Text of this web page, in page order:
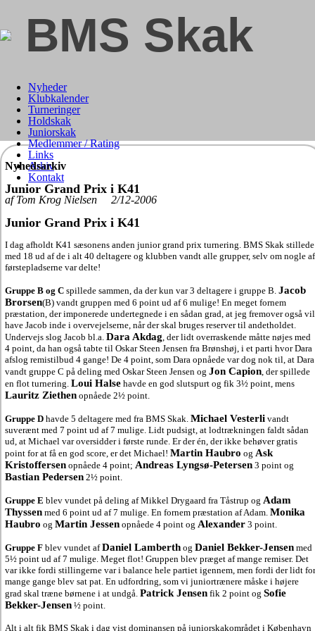
BMS Skak
Nyheder
Klubkalender
Turneringer
Holdskak
Juniorskak
Medlemmer / Rating
Links
Arkiv
Kontakt
Nyhedsarkiv
Junior Grand Prix i K41
af Tom Krog Nielsen 2/12-2006
Junior Grand Prix i K41
I dag afholdt K41 sæsonens anden junior grand prix turnering. BMS Skak stillede
med 18 ud af de i alt 40 deltagere og klubben vandt alle grupper, selv om nogle af
førstepladserne var delte!
Gruppe B og C spillede sammen, da der kun var 3 deltagere i gruppe B. Jacob
Brorsen(B) vandt gruppen med 6 point ud af 6 mulige! En meget fornem
præstation, der imponerede undertegnede i en sådan grad, at jeg fremover også vil
have Jacob inde i overvejelserne, når der skal bruges reserver til andetholdet.
Undervejs slog Jacob bl.a. Dara Akdag, der lidt overraskende måtte nøjes med
4 point, da han også tabte til Oskar Steen Jensen fra Brønshøj, i et parti hvor Dara
afslog remistilbud 4 gange! De 4 point, som Dara opnåede var dog nok til, at Dara
vandt gruppe C på deling med Oskar Steen Jensen og Jon Capion, der spillede
en flot turnering. Loui Halse havde en god slutspurt og fik 3½ point, mens
Lauritz Ziethen opnåede 2½ point.
Gruppe D havde 5 deltagere med fra BMS Skak. Michael Vesterli vandt
suverænt med 7 point ud af 7 mulige. Lidt pudsigt, at lodtrækningen faldt sådan
ud, at Michael var oversidder i første runde. Er der én, der ikke behøver gratis
point for at få en god score, er det Michael! Martin Haubro og Ask
Kristoffersen opnåede 4 point; Andreas Lyngsø-Petersen 3 point og
Bastian Pedersen 2½ point.
Gruppe E blev vundet på deling af Mikkel Drygaard fra Tåstrup og Adam
Thyssen med 6 point ud af 7 mulige. En fornem præstation af Adam. Monika
Haubro og Martin Jessen opnåede 4 point og Alexander 3 point.
Gruppe F blev vundet afDaniel Lamberth og Daniel Bekker-Jensen med
5½ point ud af 7 mulige. Meget flot! Gruppen blev præget af mange remiser. Det
var ikke fordi stillingerne var i balance hele partiet igennem, men fordi der lidt for
mange gange blev sat pat. En udfordring, som vi juniortrænere måske i højere
grad skal træne børnene i at undgå. Patrick Jensen fik 2 point og Sofie
Bekker-Jensen ½ point.
Alt i alt fik BMS Skak i dag vist dominansen på juniorskakområdet i København